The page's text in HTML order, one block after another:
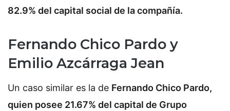
82.9% del capital social de la compañía.
Fernando Chico Pardo y
Emilio Azcárraga Jean
Un caso similar es la de Fernando Chico Pardo,
quien posee 21.67% del capital de Grupo